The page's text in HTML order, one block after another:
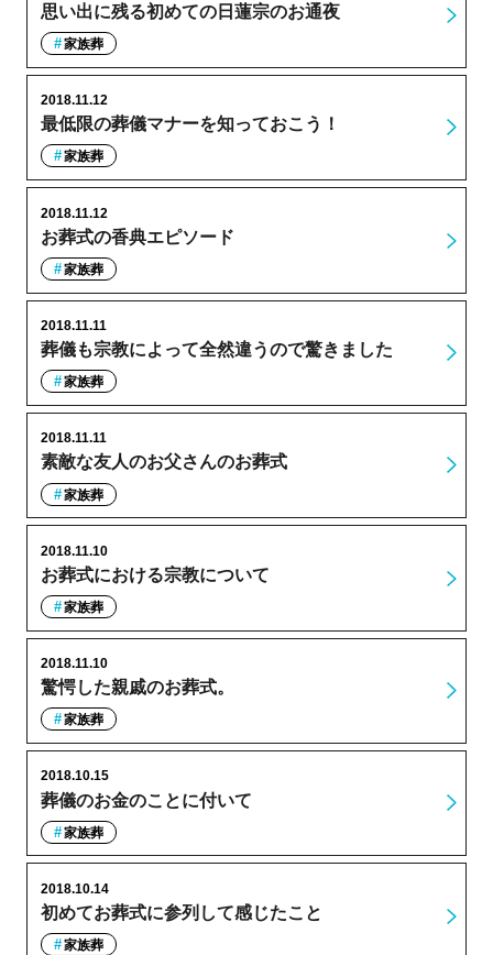
思い出に残る初めての日蓮宗のお通夜
家族葬
最低限の葬儀マナーを知っておこう！
2018.11.12
家族葬
お葬式の香典エピソード
2018.11.12
家族葬
葬儀も宗教によって全然違うので驚きました
2018.11.11
家族葬
素敵な友人のお父さんのお葬式
2018.11.11
家族葬
お葬式における宗教について
2018.11.10
家族葬
驚愕した親戚のお葬式。
2018.11.10
家族葬
葬儀のお金のことに付いて
2018.10.15
家族葬
初めてお葬式に参列して感じたこと
2018.10.14
家族葬